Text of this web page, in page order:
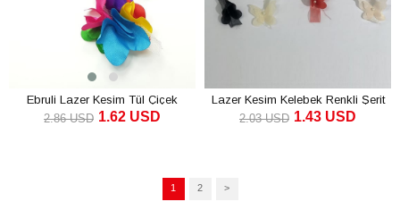
Ebruli Lazer Kesim Tül Çiçek
1.62 USD
2.86 USD
Lazer Kesim Kelebek Renkli Şerit
1.43 USD
2.03 USD
1 2 >